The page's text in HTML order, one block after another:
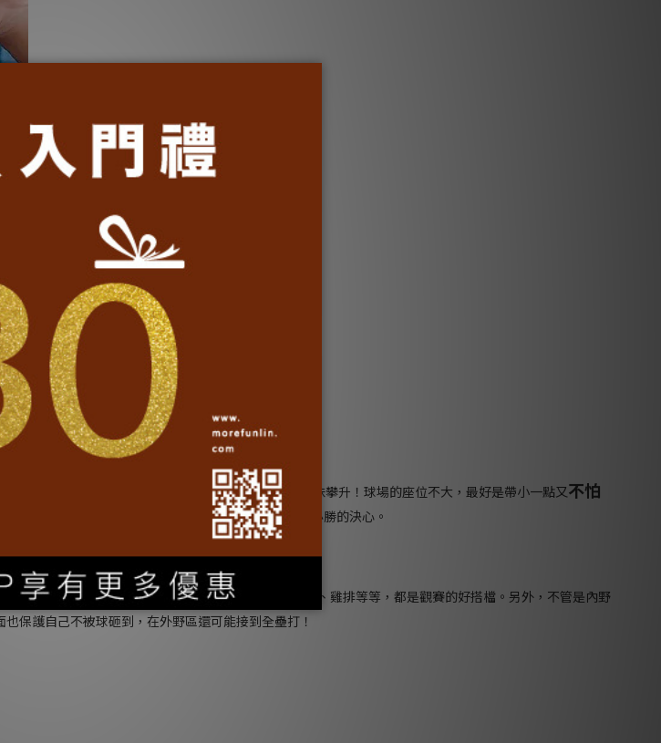
，宣示我們的地盤，應援的趣味攀升！球場的座位不大，最好是帶小一點又不怕
等待第三顆好球時，高舉你的加油棒，跟著節奏敲擊出必勝的決心。
消耗熱量，所以準備 好拿的美食，比如滷味、熱狗、雞排等等，都是觀賽的好搭檔。另外，不管是內野
也保護自己不被球砸到，在外野區還可能接到全壘打！